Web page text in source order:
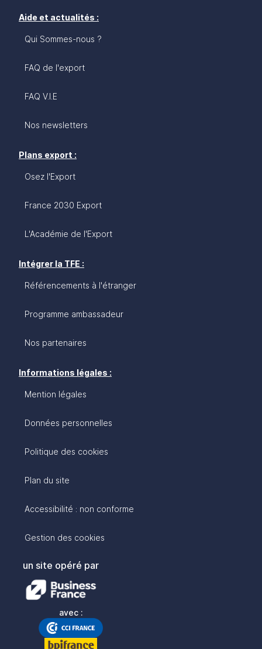
Aide et actualités :
Qui Sommes-nous ?
FAQ de l'export
FAQ V.I.E
Nos newsletters
Plans export :
Osez l'Export
France 2030 Export
L'Académie de l'Export
Intégrer la TFE :
Référencements à l'étranger
Programme ambassadeur
Nos partenaires
Informations légales :
Mention légales
Données personnelles
Politique des cookies
Plan du site
Accessibilité : non conforme
Gestion des cookies
un site opéré par
avec :